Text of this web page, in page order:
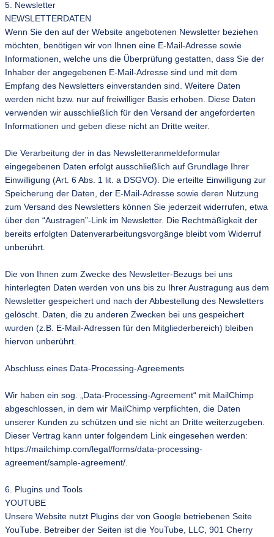
5. Newsletter
NEWSLETTERDATEN
Wenn Sie den auf der Website angebotenen Newsletter beziehen
möchten, benötigen wir von Ihnen eine E-Mail-Adresse sowie
Informationen, welche uns die Überprüfung gestatten, dass Sie der
Inhaber der angegebenen E-Mail-Adresse sind und mit dem
Empfang des Newsletters einverstanden sind. Weitere Daten
werden nicht bzw. nur auf freiwilliger Basis erhoben. Diese Daten
verwenden wir ausschließlich für den Versand der angeforderten
Informationen und geben diese nicht an Dritte weiter.
Die Verarbeitung der in das Newsletteranmeldeformular
eingegebenen Daten erfolgt ausschließlich auf Grundlage Ihrer
Einwilligung (Art. 6 Abs. 1 lit. a DSGVO). Die erteilte Einwilligung zur
Speicherung der Daten, der E-Mail-Adresse sowie deren Nutzung
zum Versand des Newsletters können Sie jederzeit widerrufen, etwa
über den “Austragen”-Link im Newsletter. Die Rechtmäßigkeit der
bereits erfolgten Datenverarbeitungsvorgänge bleibt vom Widerruf
unberührt.
Die von Ihnen zum Zwecke des Newsletter-Bezugs bei uns
hinterlegten Daten werden von uns bis zu Ihrer Austragung aus dem
Newsletter gespeichert und nach der Abbestellung des Newsletters
gelöscht. Daten, die zu anderen Zwecken bei uns gespeichert
wurden (z.B. E-Mail-Adressen für den Mitgliederbereich) bleiben
hiervon unberührt.
Abschluss eines Data-Processing-Agreements
Wir haben ein sog. „Data-Processing-Agreement“ mit MailChimp
abgeschlossen, in dem wir MailChimp verpflichten, die Daten
unserer Kunden zu schützen und sie nicht an Dritte weiterzugeben.
Dieser Vertrag kann unter folgendem Link eingesehen werden:
https://mailchimp.com/legal/forms/data-processing-
agreement/sample-agreement/.
6. Plugins und Tools
YOUTUBE
Unsere Website nutzt Plugins der von Google betriebenen Seite
YouTube. Betreiber der Seiten ist die YouTube, LLC, 901 Cherry